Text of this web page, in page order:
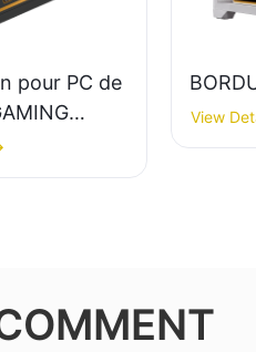
pour PC de
qualité,
View